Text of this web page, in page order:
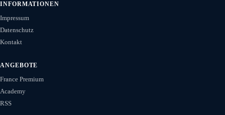
INFORMATIONEN
Impressum
Datenschutz
Kontakt
ANGEBOTE
France Premium
Academy
RSS